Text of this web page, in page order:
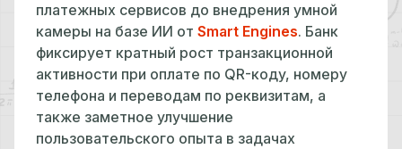
платежных сервисов до внедрения умной
камеры на базе ИИ от Smart Engines. Банк
фиксирует кратный рост транзакционной
активности при оплате по QR-коду, номеру
телефона и переводам по реквизитам, а
также заметное улучшение
пользовательского опыта в задачах